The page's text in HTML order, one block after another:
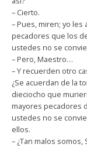
– Cierto.
– Pues, miren; yo
pecadores que los
ustedes no se
– Pero, Maestro…
– Y recuerden otro
¿Se acuerdan de la
dieciocho que
mayores pecadores
ustedes no se
ellos.
– ¿Tan malos somos,